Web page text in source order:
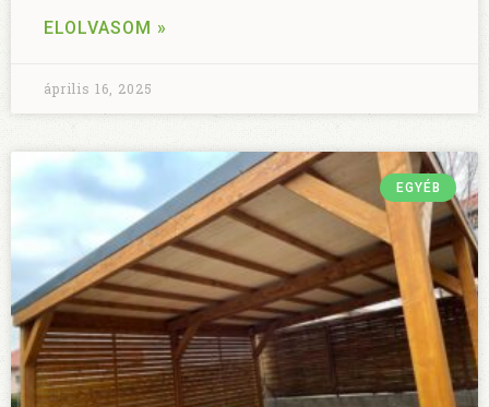
ELOLVASOM »
április 16, 2025
EGYÉB